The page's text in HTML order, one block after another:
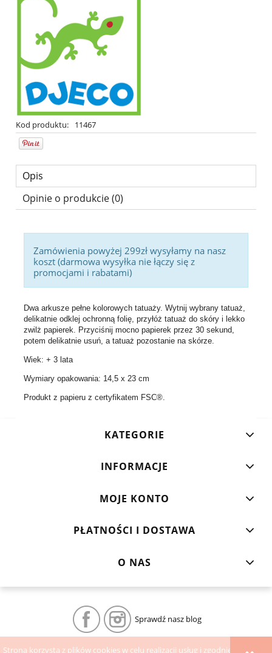
Strona korzysta z plików cookies w celu realizacji usług i zgodnie z
Kod produktu: 11467
Opis
Opinie o produkcie (0)
Zamówienia powyżej 299zł wysyłamy na nasz
koszt (darmowa wysyłka nie łączy się z
promocjami i rabatami)
Dwa arkusze pełne kolorowych tatuaży. Wytnij wybrany tatuaż,
delikatnie odklej ochronną folię, przyłóż tatuaż do skóry i lekko
zwilż papierek. Przyciśnij mocno papierek przez 30 sekund,
potem delikatnie usuń, a tatuaż pozostanie na skórze.
Wiek: + 3 lata
Wymiary opakowania: 14,5 x 23 cm
Produkt z papieru z certyfikatem FSC®.
KATEGORIE
INFORMACJE
MOJE KONTO
PŁATNOŚCI I DOSTAWA
O NAS
Sprawdź nasz blog